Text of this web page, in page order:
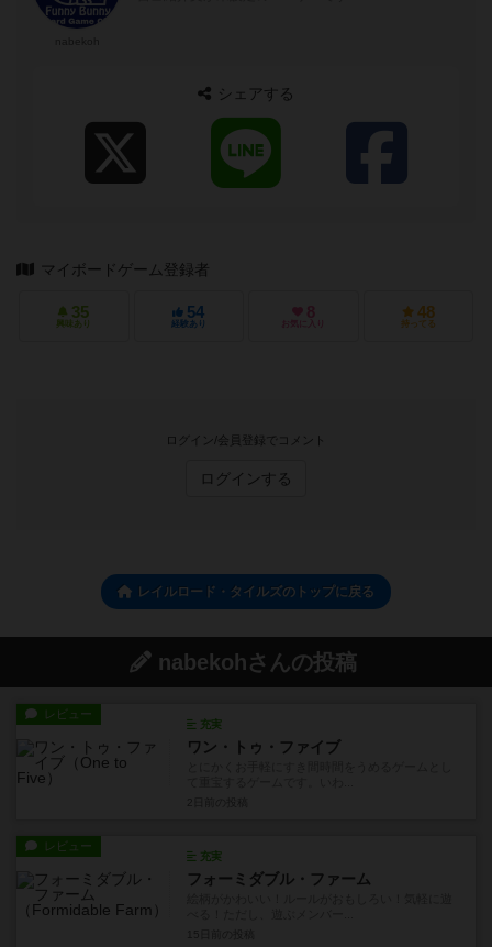
シェアする
マイボードゲーム登録者
35
興味あり
54
経験あり
8
お気に入り
48
持ってる
ログイン/会員登録でコメント
ログインする
レイルロード・タイルズのトップに戻る
nabekohさんの投稿
レビュー
充実
ワン・トゥ・ファイブ
レビュー
充実
フォーミダブル・ファーム